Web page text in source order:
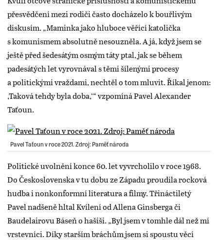
přesvědčení mezi rodiči často docházelo k bouřlivým
diskusím. „Maminka jako hluboce věřící katolička
s komunismem absolutně nesouzněla. A já, když jsem se
ještě před šedesátým osmým táty ptal, jak se během
padesátých let vyrovnával s těmi šílenými procesy
a politickými vraždami, nechtěl o tom mluvit. Říkal jenom:
,Taková tehdy byla doba,‘“ vzpomíná Pavel Alexander
Taťoun.
Pavel Taťoun v roce 2021. Zdroj: Paměť národa
Politické uvolnění konce 60. let vyvrcholilo v roce 1968.
Do Československa v tu dobu ze Západu proudila rocková
hudba i nonkonformní literatura a filmy. Třináctiletý
Pavel nadšeně hltal Kvílení od Allena Ginsberga či
Baudelairovu Báseň o hašiši. „Byl jsem v tomhle dál než mí
vrstevníci. Díky starším bráchům jsem si spoustu věcí